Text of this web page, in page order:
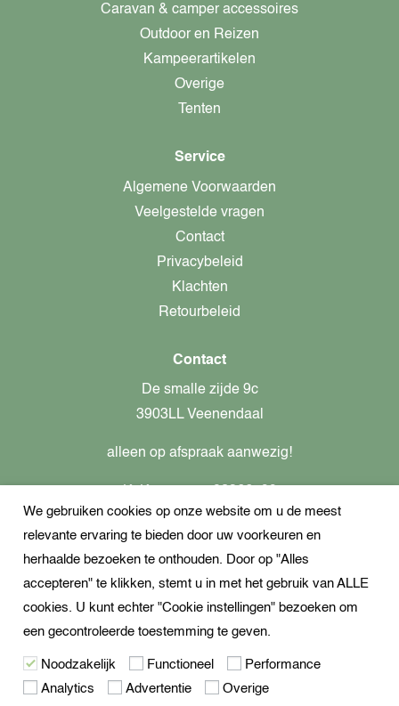
Caravan & camper accessoires
Outdoor en Reizen
Kampeerartikelen
Overige
Tenten
Service
Algemene Voorwaarden
Veelgestelde vragen
Contact
Privacybeleid
Klachten
Retourbeleid
Contact
De smalle zijde 9c
3903LL Veenendaal
alleen op afspraak aanwezig!
Btw-nummer: nl862437301B01
+31621944547
Open Whatsapp
info@dekampeerspecialist.nl
Volg ons
We gebruiken cookies op onze website om u de meest
relevante ervaring te bieden door uw voorkeuren en
herhaalde bezoeken te onthouden. Door op "Alles
accepteren" te klikken, stemt u in met het gebruik van ALLE
cookies. U kunt echter "Cookie instellingen" bezoeken om
een gecontroleerde toestemming te geven.
Noodzakelijk Functioneel
Performance
Analytics
Advertentie Overige